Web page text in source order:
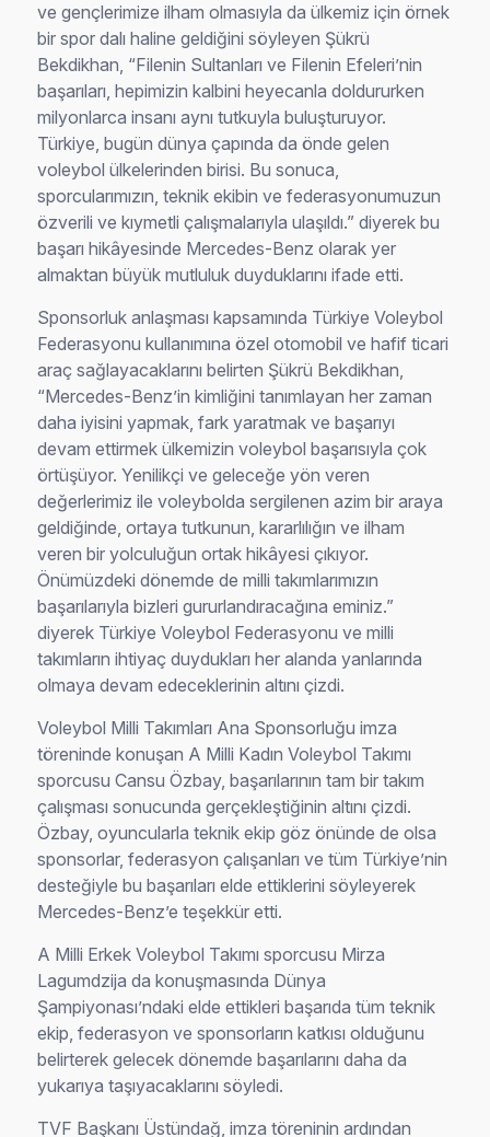
ve gençlerimize ilham olmasıyla da ülkemiz için örnek
bir spor dalı haline geldiğini söyleyen Şükrü
Bekdikhan, “Filenin Sultanları ve Filenin Efeleri’nin
başarıları, hepimizin kalbini heyecanla doldururken
milyonlarca insanı aynı tutkuyla buluşturuyor.
Türkiye, bugün dünya çapında da önde gelen
voleybol ülkelerinden birisi. Bu sonuca,
sporcularımızın, teknik ekibin ve federasyonumuzun
özverili ve kıymetli çalışmalarıyla ulaşıldı.” diyerek bu
başarı hikâyesinde Mercedes-Benz olarak yer
almaktan büyük mutluluk duyduklarını ifade etti.
Sponsorluk anlaşması kapsamında Türkiye Voleybol
Federasyonu kullanımına özel otomobil ve hafif ticari
araç sağlayacaklarını belirten Şükrü Bekdikhan,
“Mercedes-Benz’in kimliğini tanımlayan her zaman
daha iyisini yapmak, fark yaratmak ve başarıyı
devam ettirmek ülkemizin voleybol başarısıyla çok
örtüşüyor. Yenilikçi ve geleceğe yön veren
değerlerimiz ile voleybolda sergilenen azim bir araya
geldiğinde, ortaya tutkunun, kararlılığın ve ilham
veren bir yolculuğun ortak hikâyesi çıkıyor.
Önümüzdeki dönemde de milli takımlarımızın
başarılarıyla bizleri gururlandıracağına eminiz.”
diyerek Türkiye Voleybol Federasyonu ve milli
takımların ihtiyaç duydukları her alanda yanlarında
olmaya devam edeceklerinin altını çizdi.
Voleybol Milli Takımları Ana Sponsorluğu imza
töreninde konuşan A Milli Kadın Voleybol Takımı
sporcusu Cansu Özbay, başarılarının tam bir takım
çalışması sonucunda gerçekleştiğinin altını çizdi.
Özbay, oyuncularla teknik ekip göz önünde de olsa
sponsorlar, federasyon çalışanları ve tüm Türkiye’nin
desteğiyle bu başarıları elde ettiklerini söyleyerek
Mercedes-Benz’e teşekkür etti.
A Milli Erkek Voleybol Takımı sporcusu Mirza
Lagumdzija da konuşmasında Dünya
Şampiyonası’ndaki elde ettikleri başarıda tüm teknik
ekip, federasyon ve sponsorların katkısı olduğunu
belirterek gelecek dönemde başarılarını daha da
yukarıya taşıyacaklarını söyledi.
TVF Başkanı Üstündağ, imza töreninin ardından